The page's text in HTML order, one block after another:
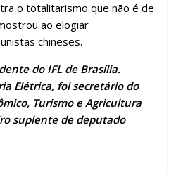
o totalitarismo que não é de
ao elogiar
chineses.
do IFL de Brasília.
Elétrica, foi secretário do
Turismo e Agricultura
suplente de deputado